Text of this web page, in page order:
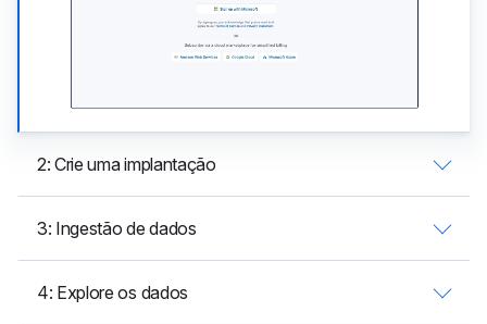
2: Crie uma implantação
3: Ingestão de dados
4: Explore os dados